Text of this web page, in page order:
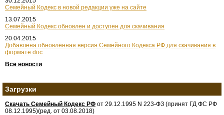
Семейный Кодекс в новой редакции уже на сайте
13.07.2015
Семейный Кодекс обновлен и доступен для скачивания
20.04.2015
Добавлена обновлённая версия Семейного Кодекса РФ для скачивания в
формате doc
Все новости
Загрузки
Скачать Семейный Кодекс РФ от 29.12.1995 N 223-ФЗ (принят ГД ФС РФ
08.12.1995)(ред. от 03.08.2018)